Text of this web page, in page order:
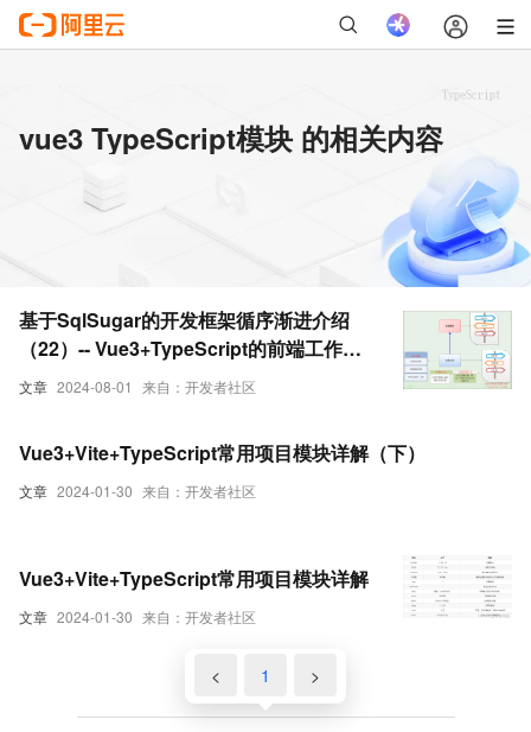
vue3 TypeScript模块 的相关内容
文章 2024-08-01 来自：开发者社区
基于SqlSugar的开发框架循序渐进介绍
（22）-- Vue3+TypeScript的前端工作流
模块中实现统一的表单编辑和表单详情查
文章 2024-01-30 来自：开发者社区
Vue3+Vite+TypeScript常用项目模块详解（下）
文章 2024-01-30 来自：开发者社区
Vue3+Vite+TypeScript常用项目模块详解
< 1 >